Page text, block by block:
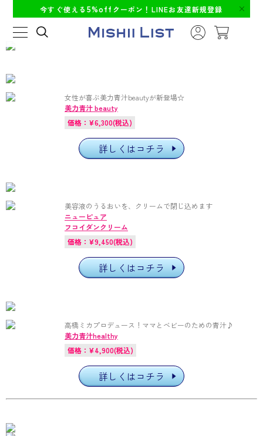
今すぐ使える 5%off クーポン！LINEお友達新規登録
女性が喜ぶ美力青汁beautyが新登場☆
美力青汁 beauty
価格：¥6,300(税込)
詳しくはコチラ
美容液のうるおいを、クリームで閉じ込めます
ニューピュア
フコイダンクリーム
価格：¥9,450(税込)
詳しくはコチラ
高橋ミカプロデュース！ママとベビーのための青汁♪
美力青汁healthy
価格：¥4,900(税込)
詳しくはコチラ